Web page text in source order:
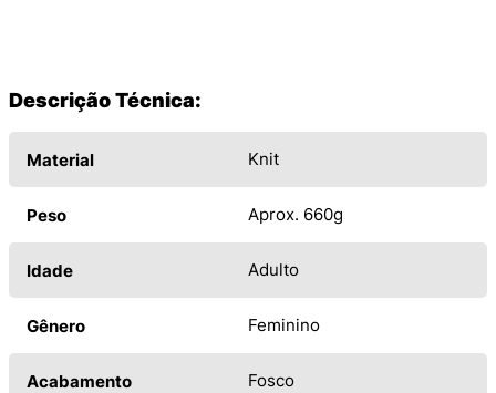
Descrição Técnica:
Material Knit
Peso Aprox. 660g
Idade Adulto
Gênero Feminino
Acabamento Fosco